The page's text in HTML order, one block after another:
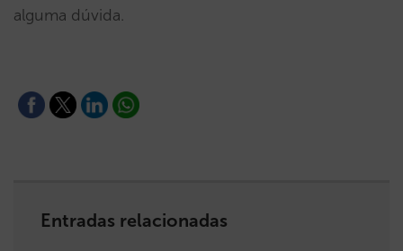
alguma dúvida.
Entradas relacionadas